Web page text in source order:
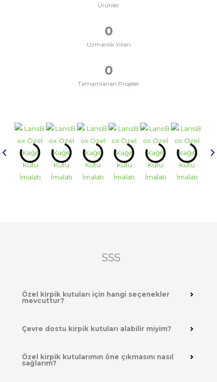
Ürünler
Uzmanlık Yılları
0
Tamamlanan Projeler
0
SSS
Özel kirpik kutuları için hangi seçenekler
mevcuttur?
Çevre dostu kirpik kutuları alabilir miyim?
Özel kirpik kutularımın öne çıkmasını nasıl
sağlarım?